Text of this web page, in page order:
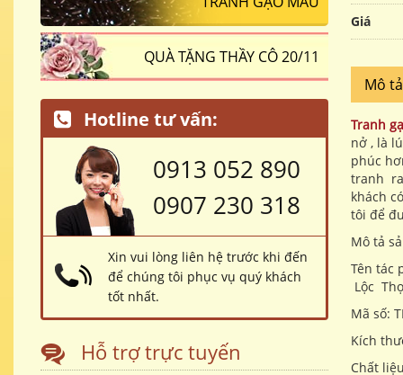
Giá
Mô
Tranh
nở , là
phúc
tranh ra
khách
tôi để
Mô tả
Tên tác
Lộc
Mã số:
Kích
Chất
QUÀ TẶNG THẦY CÔ 20/11
Hotline tư vấn:
0913 052 890
0907 230 318
Xin vui lòng liên hệ trước khi đến
để chúng tôi phục vụ quý khách
tốt nhất.
Hỗ trợ trực tuyến